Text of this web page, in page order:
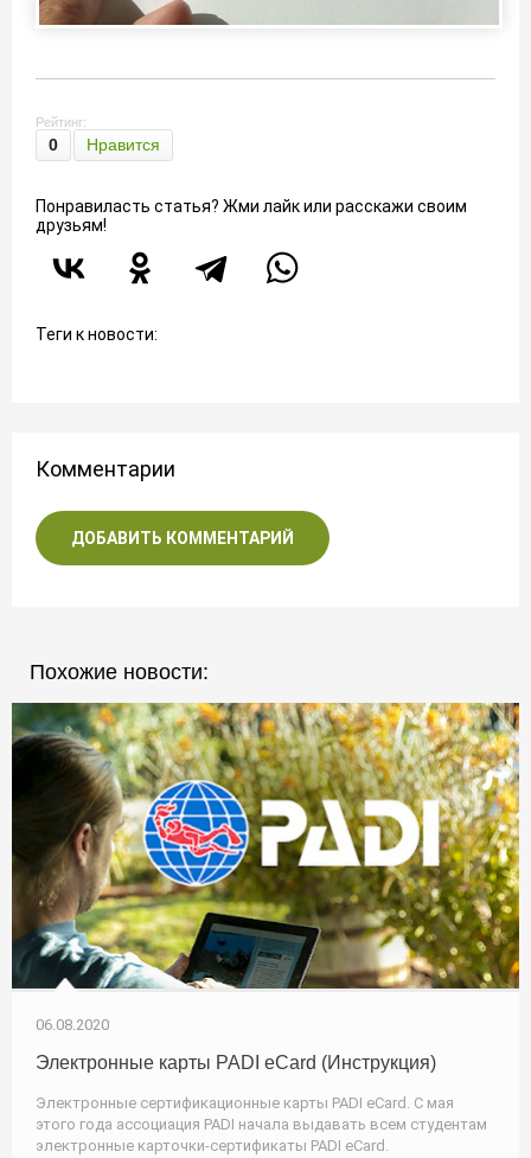
Рейтинг:
0 Нравится
Понравиласть статья? Жми лайк или расскажи своим
друзьям!
Теги к новости:
Комментарии
ДОБАВИТЬ КОММЕНТАРИЙ
Похожие новости:
06.08.2020
Электронные карты PADI eCard (Инструкция)
Электронные сертификационные карты PADI eCard. C мая
этого года ассоциация PADI начала выдавать всем студентам
электронные карточки-сертификаты PADI eCard.